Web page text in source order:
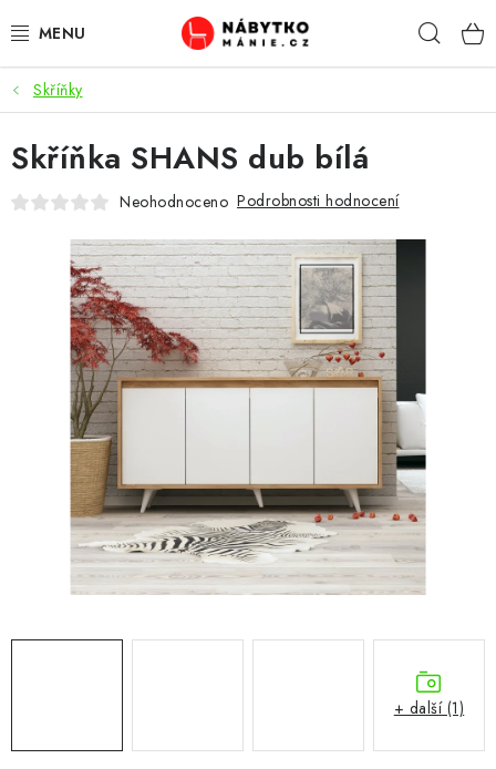
na
OBÝVACÍ POKOJ
KUCHYŇ A JÍDELNA
LOŽNICE
DĚTSKÝ POKOJ
KANCELÁŘ / PRACOVNA
KOUPELNA A WC
PŘEDSÍŇ
CHOVATELSKÉ POTŘEBY
DOPLŇKY A DEKORACE
Skříňky
Skříňka SHANS dub bílá
Neohodnoceno Podrobnosti hodnocení
+ další (1)